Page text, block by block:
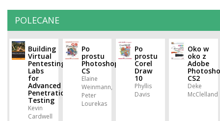
POLECANE
Building
Virtual
Pentesting
Labs
for
Advanced
Penetration
Testing
Kevin
Cardwell
Po
prostu
Photoshop
CS
Elaine
Weinmann,
Peter
Lourekas
Po
prostu
Corel
Draw
10
Phyllis
Davis
Oko w
oko z
Adobe
CS2
Deke
McClelland